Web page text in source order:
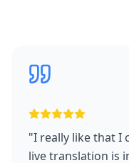
"I really like that I
live translation is